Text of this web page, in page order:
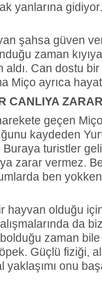
yanlarına
şahsa güven
zaman
aldı. Can dostu
Miço ayrıca
CANLIYA
geçen
kaydeden
Buraya turistler
zarar vermez.
ben
hayvan olduğu
da
zaman
Güçlü fiziği,
onu